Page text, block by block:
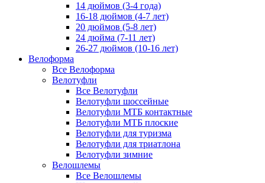
14 дюймов (3-4 года)
16-18 дюймов (4-7 лет)
20 дюймов (5-8 лет)
24 дюйма (7-11 лет)
26-27 дюймов (10-16 лет)
Велоформа
Все Велоформа
Велотуфли
Все Велотуфли
Велотуфли шоссейные
Велотуфли МТБ контактные
Велотуфли МТБ плоские
Велотуфли для туризма
Велотуфли для триатлона
Велотуфли зимние
Велошлемы
Все Велошлемы